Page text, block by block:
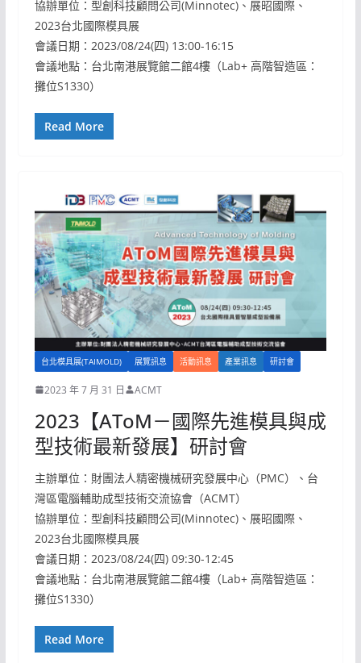
協辦單位：型創科技顧問公司(Minnotec)、展昭國際、
2023台北國際模具展
會議日期：2023/08/24(四) 13:00-16:15
會議地點：台北南港展覽館二館4樓（Lab+ 高階智造區：
攤位S1330）
Read More
台北模具展(TAIMOLD) 展覽訊息 活動訊息 產業訊息 研討會
2023 年 7 月 31 日 ACMT
2023【AToM－國際先進模具與成
型技術最新發展】研討會
主辦單位：財團法人精密機械研究發展中心（PMC）、台
灣區電腦輔助成型技術交流協會（ACMT）
協辦單位：型創科技顧問公司(Minnotec)、展昭國際、
2023台北國際模具展
會議日期：2023/08/24(四) 09:30-12:45
會議地點：台北南港展覽館二館4樓（Lab+ 高階智造區：
攤位S1330）
Read More